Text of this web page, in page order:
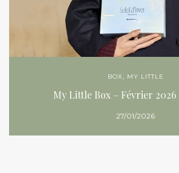
BOX MY LITTLE
My Little Box – Février
27/01/2026